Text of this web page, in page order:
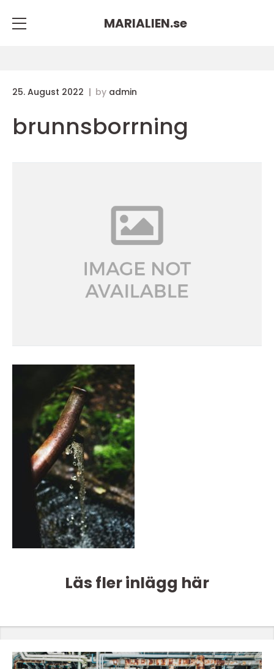
MARIALIEN.se
25. August 2022 by admin
brunnsborrning
Läs fler inlägg här